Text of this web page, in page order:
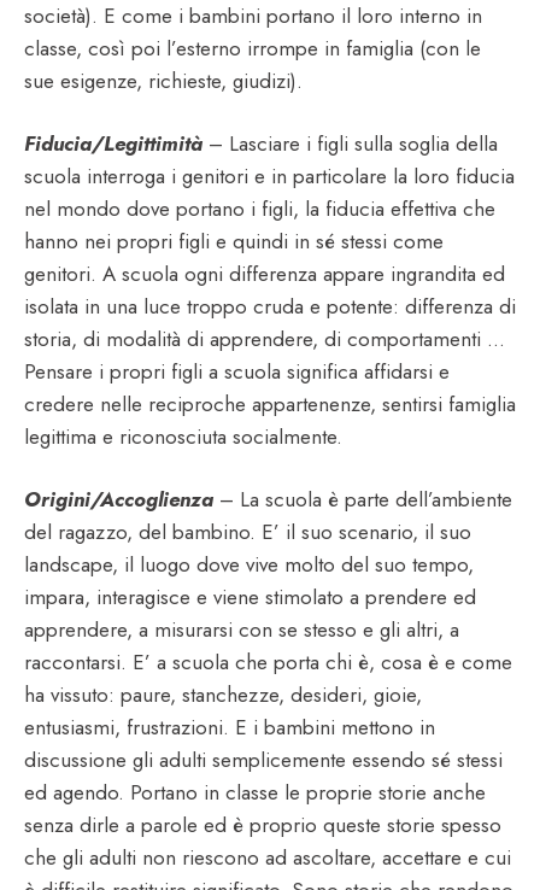
società). E come i bambini portano il loro interno in
classe, così poi l’esterno irrompe in famiglia (con le
sue esigenze, richieste, giudizi).
Fiducia/Legittimità – Lasciare i figli sulla soglia della
scuola interroga i genitori e in particolare la loro fiducia
nel mondo dove portano i figli, la fiducia effettiva che
hanno nei propri figli e quindi in sé stessi come
genitori. A scuola ogni differenza appare ingrandita ed
isolata in una luce troppo cruda e potente: differenza di
storia, di modalità di apprendere, di comportamenti …
Pensare i propri figli a scuola significa affidarsi e
credere nelle reciproche appartenenze, sentirsi famiglia
legittima e riconosciuta socialmente.
Origini/Accoglienza – La scuola è parte dell’ambiente
del ragazzo, del bambino. E’ il suo scenario, il suo
landscape, il luogo dove vive molto del suo tempo,
impara, interagisce e viene stimolato a prendere ed
apprendere, a misurarsi con se stesso e gli altri, a
raccontarsi. E’ a scuola che porta chi è, cosa è e come
ha vissuto: paure, stanchezze, desideri, gioie,
entusiasmi, frustrazioni. E i bambini mettono in
discussione gli adulti semplicemente essendo sé stessi
ed agendo. Portano in classe le proprie storie anche
senza dirle a parole ed è proprio queste storie spesso
che gli adulti non riescono ad ascoltare, accettare e cui